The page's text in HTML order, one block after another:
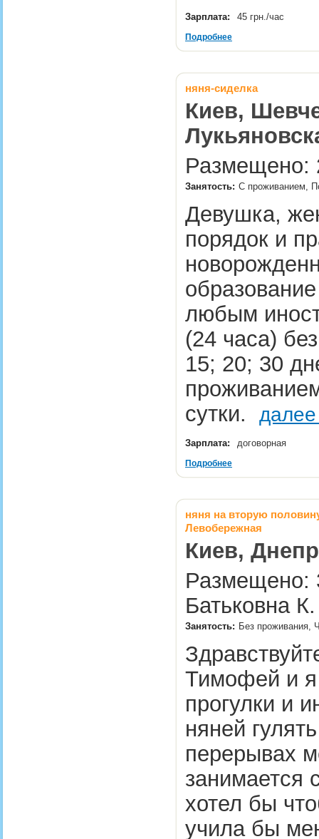
Зарплата: 45 грн./час
Подробнее
няня-сиделка
Киев,
Размещено:
Занятость: С проживанием,
Девушка,
порядок и
любым
(24 часа)
15; 20; 30
сутки.
Зарплата: договорная
Подробнее
няня на вторую
Левобережная
Киев,
Размещено:
Батьковна К.
Занятость: Без проживания,
Тимофей и
прогулки и
няней
перерывах
занимается
хотел бы
учила бы